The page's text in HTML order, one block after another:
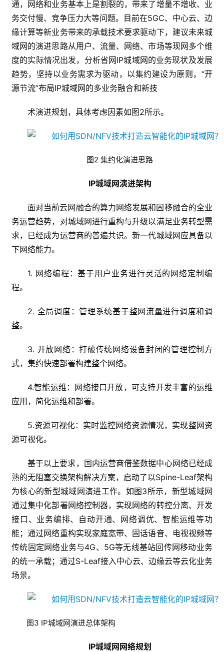
通，网络和业务基本上是割裂的，带来了增量不增收、业
务交付慢、竞争压力大等问题。目前在5GC、中心云、边
缘计算等新业务带来的承载技术要求驱动下，建议未来城
域网的演进思路从用户、流量、网络、市场等现网多个维
度的实际情况出发，分析省网IP城域网的业务现状及发展
趋势，坚持以业务需求为驱动，以集约建设为原则，“开
源节流”布局IP城域网的多业务融合和新技
术演进规划，具体考虑因素如图2所示。
图2 集约化演进思路
IP城域网演进架构
面对当前云网融合的算力网络发展和固移融合的全业
务运营趋势，对城域网进行重构与升级以满足业务转型需
求，已经成为运营商的普遍共识。新一代城域网应具备以
下网络能力。
1. 网络编程：基于用户业务进行灵活的网络定制编
程。
2. 全局调度：管理系统基于整网流量进行调度和调
整。
3. 开放网络：打破传统网络设备封闭的管理控制方
式，集约快速部署构建整个网络。
4.智能运维：网络接口开放，可支持开发丰富的运维
应用，简化运维和部署。
5.资源可视化：实时监控网络资源情况，实现整网资
源可视化。
基于以上要求，国内运营商借鉴数据中心网络已经成
熟的无阻塞交换架构解决方案，启动了以Spine-Leaf架构
为核心的新型城域网演进工作。如图3所示，新型城域网
通过集中化部署网络控制器，实现网络的转控分离、开发
接口、业务编排、自动开通、网络调优、智能运维等功
能；通过网络重构实现家庭宽带、固话语音、电视视频等
传统固定网络业务与4G、5G等无线基站回传网移动业务
的统一承载；通过S-Leaf接入中心云、边缘云等云化业务
场景。
图3 IP城域网演进总体架构
IP城域网网络规划